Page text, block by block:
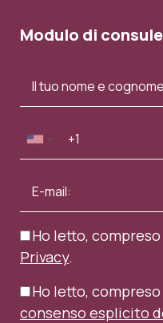
Modulo di
Ho letto,
Privacy.
Ho letto,
consenso esplicito